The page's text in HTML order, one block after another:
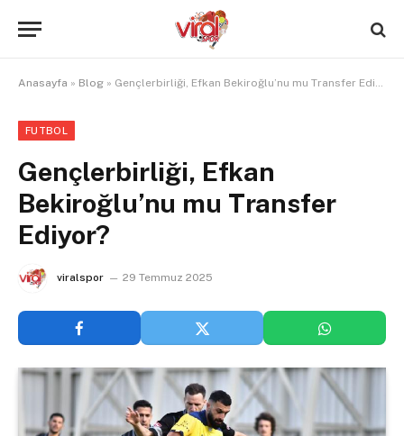
Anasayfa » Blog » Gençlerbirliği, Efkan Bekiroğlu’nu mu Transfer Ediyor?
FUTBOL
Gençlerbirliği, Efkan
Bekiroğlu’nu mu Transfer
Ediyor?
viralspor 29 Temmuz 2025